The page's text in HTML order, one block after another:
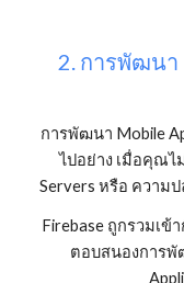
2. การพัฒนา
การพัฒนา Mobile
ไปอย่าง เมื่อคุณไ
Servers หรือ ความ
Firebase ถูกรวมเข้
ตอบสนองการ